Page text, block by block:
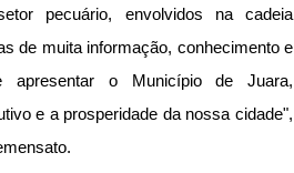
pecuário, envolvidos na cadeia
de muita informação, conhecimento e
apresentar o Município de Juara,
e a prosperidade da nossa cidade",